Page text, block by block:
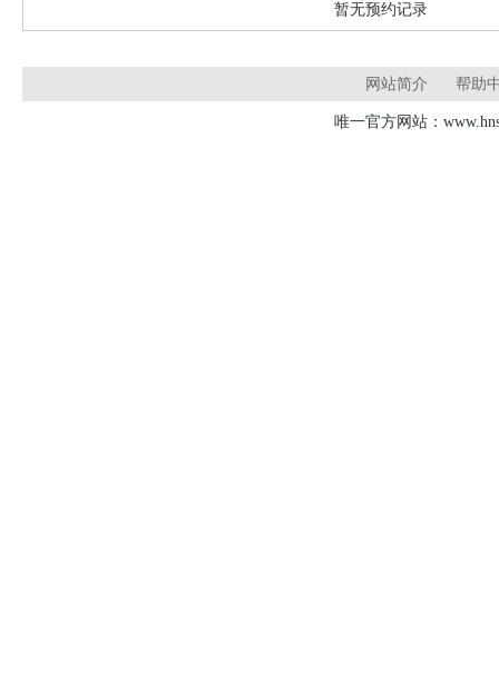
暂无预约记录
网站简介 帮助
唯一官方网站：